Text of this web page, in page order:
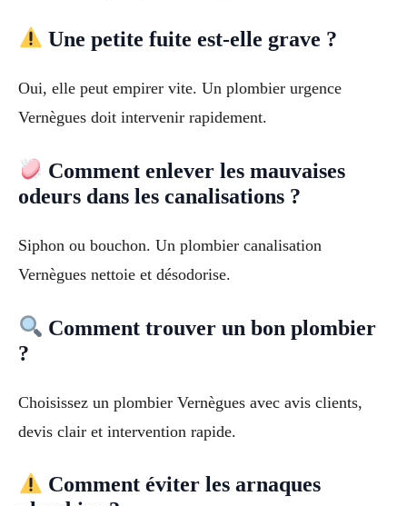
Une petite fuite est-elle grave ?
Oui, elle peut empirer vite. Un plombier urgence
Vernègues doit intervenir rapidement.
Comment enlever les mauvaises
odeurs dans les canalisations ?
Siphon ou bouchon. Un plombier canalisation
Vernègues nettoie et désodorise.
Comment trouver un bon plombier
?
Choisissez un plombier Vernègues avec avis clients,
devis clair et intervention rapide.
Comment éviter les arnaques